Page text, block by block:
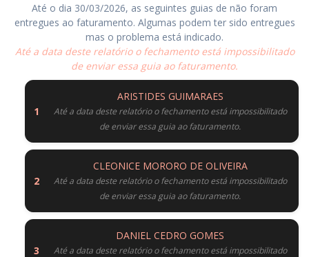
Até o dia 30/03/2026, as seguintes guias de não foram
entregues ao faturamento. Algumas podem ter sido entregues
mas o problema está indicado.
Até a data deste relatório o fechamento está impossibilitado
de enviar essa guia ao faturamento.
ARISTIDES GUIMARAES
Até a data deste relatório o fechamento está impossibilitado
de enviar essa guia ao faturamento.
CLEONICE MORORO DE OLIVEIRA
Até a data deste relatório o fechamento está impossibilitado
de enviar essa guia ao faturamento.
DANIEL CEDRO GOMES
Até a data deste relatório o fechamento está impossibilitado